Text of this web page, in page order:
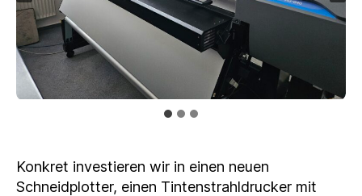
Konkret investieren wir in einen neuen
Schneidplotter, einen Tintenstrahldrucker mit